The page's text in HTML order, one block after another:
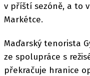
v příští sezóně, a to
Markétce.
Maďarský tenorista
ze spolupráce s
překračuje hranice